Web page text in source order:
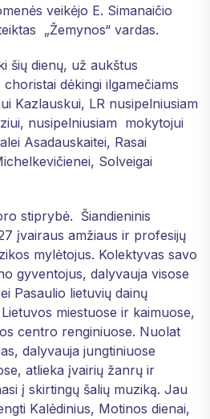
veikėjo E. Simanaičio
„Žemynos“ vardas.
šių dienų, už aukštus
dėkingi ilgamečiams
Kazlauskui, LR nusipelniusiam
nusipelniusiam mokytojui
Asadauskaitei, Rasai
Solveigai
stiprybė. Šiandieninis
įvairaus amžiaus ir profesijų
mylėtojus. Kolektyvas savo
gyventojus, dalyvauja visose
Pasaulio lietuvių dainų
miestuose ir kaimuose,
centro renginiuose. Nuolat
dalyvauja jungtiniuose
atlieka įvairių žanrų ir
į skirtingų šalių muziką. Jau
Kalėdinius, Motinos dienai,